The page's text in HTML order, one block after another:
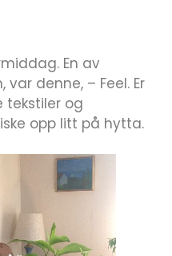
En av
denne, – Feel. Er
tekstiler og
opp litt på hytta.